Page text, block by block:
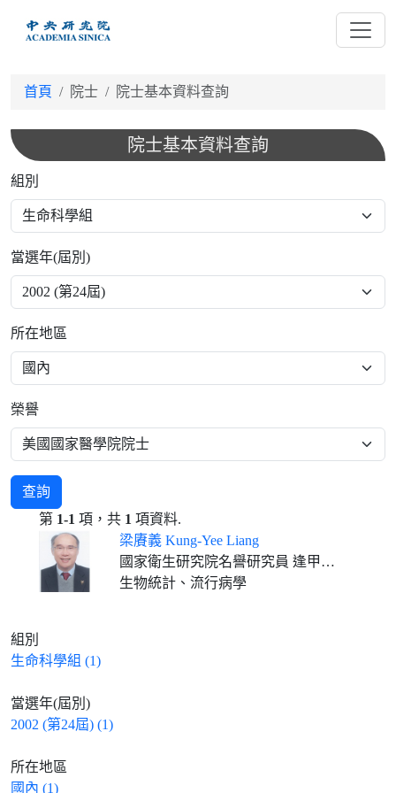
首頁 院士 院士基本資料查詢
院士基本資料查詢
組別
當選年(屆別)
所在地區
榮譽
查詢
第 1-1 項，共 1 項資料.
梁賡義 Kung-Yee Liang
國家衛生研究院名譽研究員 逢甲大學春雨講座教授(2023/02/01- )
生物統計、流行病學
組別
生命科學組 (1)
當選年(屆別)
2002 (第24屆) (1)
所在地區
國內 (1)